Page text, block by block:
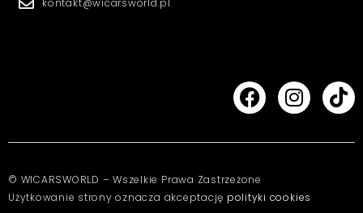
© WICARSWORLD – Wszelkie Prawa Zastrzeżone
Użytkowanie strony oznacza akceptację polityki cookies